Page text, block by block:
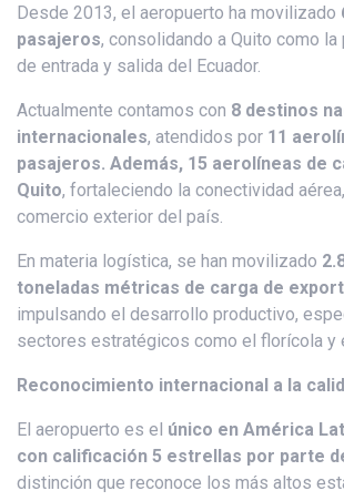
Desde 2013, el aeropuerto ha movilizado
pasajeros, consolidando a Quito como la
de entrada y salida del Ecuador.
Actualmente contamos con 8 destinos
internacionales, atendidos por 11
pasajeros. Además, 15 aerolíneas de
Quito, fortaleciendo la conectividad
comercio exterior del país.
En materia logística, se han movilizado
toneladas métricas de carga de
impulsando el desarrollo productivo,
sectores estratégicos como el florícola y
Reconocimiento internacional a la
El aeropuerto es el único en América
con calificación 5 estrellas por parte
distinción que reconoce los más altos